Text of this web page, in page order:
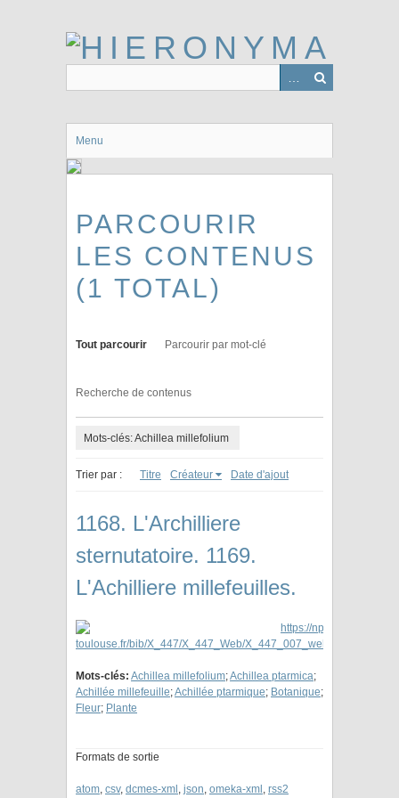
Menu
PARCOURIR
LES CONTENUS
(1 TOTAL)
Tout parcourir Parcourir par mot-clé
Recherche de contenus
Mots-clés: Achillea millefolium
Trier par : Titre Créateur Date d'ajout
1168. L'Archilliere
sternutatoire. 1169.
L'Achilliere millefeuilles.
Mots-clés: Achillea millefolium;Achillea ptarmica;
Achillée millefeuille;Achillée ptarmique; Botanique;
Fleur; Plante
Formats de sortie
atom, csv, dcmes-xml , json, omeka-xml , rss2